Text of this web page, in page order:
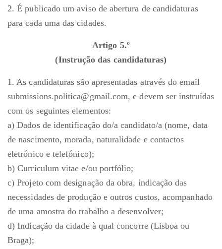
2. É publicado um aviso de abertura de candidaturas
para cada uma das cidades.
Artigo 5.º
(Instrução das candidaturas)
1. As candidaturas são apresentadas através do email
submissions.politica@gmail.com, e devem ser instruídas
com os seguintes elementos:
a) Dados de identificação do/a candidato/a (nome, data
de nascimento, morada, naturalidade e contactos
eletrónico e telefónico);
b) Curriculum vitae e/ou portfólio;
c) Projeto com designação da obra, indicação das
necessidades de produção e outros custos, acompanhado
de uma amostra do trabalho a desenvolver;
d) Indicação da cidade à qual concorre (Lisboa ou
Braga);